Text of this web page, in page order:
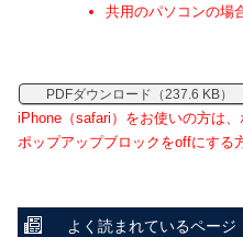
共用のパソコンの場
PDFダウンロード（237.6 KB）
iPhone（safari）をお使いの方は
ポップアップブロックをoffにする
よく読まれているページ